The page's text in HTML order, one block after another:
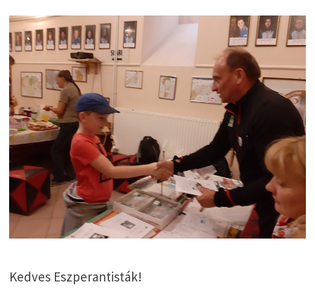
Kedves Eszperantisták!